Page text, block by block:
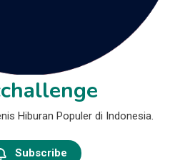
Hiburan Populer di Indonesia.
Subscribe